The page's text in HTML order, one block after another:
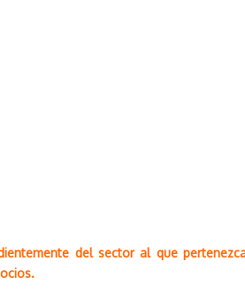
del sector al que